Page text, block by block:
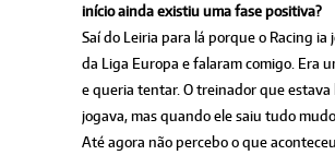
início ainda existiu uma fase positiva?
Saí do Leiria para lá porque o Racing ia
da Liga Europa e falaram comigo. Era
e queria tentar. O treinador que estava
jogava, mas quando ele saiu tudo
Até agora não percebo o que aconteceu.